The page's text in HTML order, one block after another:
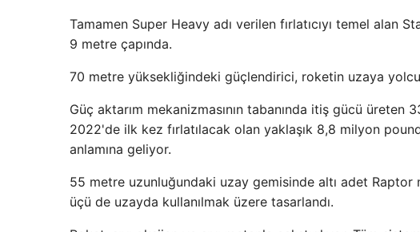
Tamamen Super Heavy adı verilen fırlatıcıyı temel alan
9 metre çapında.
70 metre yüksekliğindeki güçlendirici, roketin uzaya
Güç aktarım mekanizmasının tabanında itiş gücü üreten
2022'de ilk kez fırlatılacak olan yaklaşık 8,8 milyon
anlamına geliyor.
55 metre uzunluğundaki uzay gemisinde altı adet
üçü de uzayda kullanılmak üzere tasarlandı.